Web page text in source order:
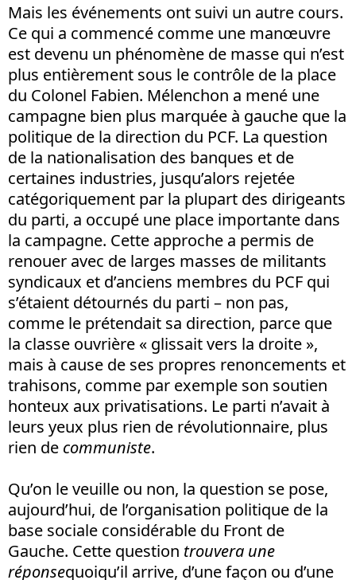
Mais les événements ont suivi un autre cours.
Ce qui a commencé comme une manœuvre
est devenu un phénomène de masse qui n’est
plus entièrement sous le contrôle de la place
du Colonel Fabien. Mélenchon a mené une
campagne bien plus marquée à gauche que la
politique de la direction du PCF. La question
de la nationalisation des banques et de
certaines industries, jusqu’alors rejetée
catégoriquement par la plupart des dirigeants
du parti, a occupé une place importante dans
la campagne. Cette approche a permis de
renouer avec de larges masses de militants
syndicaux et d’anciens membres du PCF qui
s’étaient détournés du parti – non pas,
comme le prétendait sa direction, parce que
la classe ouvrière « glissait vers la droite »,
mais à cause de ses propres renoncements et
trahisons, comme par exemple son soutien
honteux aux privatisations. Le parti n’avait à
leurs yeux plus rien de révolutionnaire, plus
rien de communiste.
Qu’on le veuille ou non, la question se pose,
aujourd’hui, de l’organisation politique de la
base sociale considérable du Front de
Gauche. Cette question trouvera une
réponsequoiqu’il arrive, d’une façon ou d’une